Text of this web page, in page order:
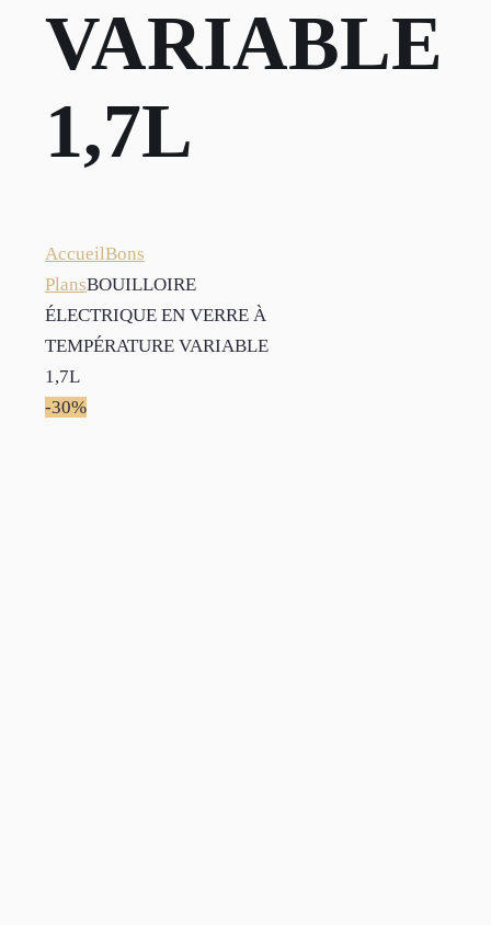
VARIABLE
1,7L
AccueilBons
PlansBOUILLOIRE
ÉLECTRIQUE EN VERRE À
TEMPÉRATURE VARIABLE
1,7L
-30%